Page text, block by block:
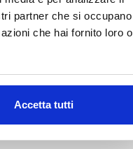
partner che si occupano
che hai fornito loro o
Accetta tutti
chic e